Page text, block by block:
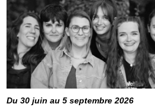
Du 30 juin au 5 septembre 2026